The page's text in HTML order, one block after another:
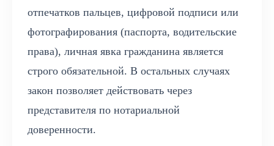
отпечатков пальцев, цифровой подписи или
фотографирования (паспорта, водительские
права), личная явка гражданина является
строго обязательной. В остальных случаях
закон позволяет действовать через
представителя по нотариальной
доверенности.